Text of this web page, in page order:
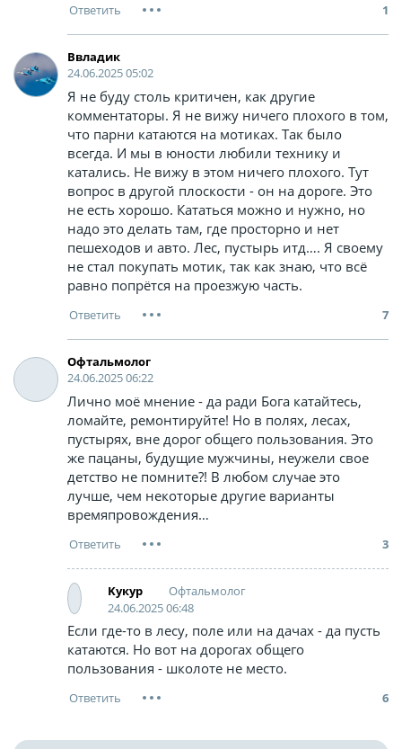
1
Ввладик
24.06.2025 05:02
Я не буду столь критичен, как другие
комментаторы. Я не вижу ничего плохого в том,
что парни катаются на мотиках. Так было
всегда. И мы в юности любили технику и
катались. Не вижу в этом ничего плохого. Тут
вопрос в другой плоскости - он на дороге. Это
не есть хорошо. Кататься можно и нужно, но
надо это делать там, где просторно и нет
пешеходов и авто. Лес, пустырь итд…. Я своему
не стал покупать мотик, так как знаю, что всё
равно попрётся на проезжую часть.
7
Офтальмолог
24.06.2025 06:22
Лично моё мнение - да ради Бога катайтесь,
ломайте, ремонтируйте! Но в полях, лесах,
пустырях, вне дорог общего пользования. Это
же пацаны, будущие мужчины, неужели свое
детство не помните?! В любом случае это
лучше, чем некоторые другие варианты
времяпровождения…
3
Kyкyp
Офтальмолог
24.06.2025 06:48
Если где-то в лесу, поле или на дачах - да пусть
катаются. Но вот на дорогах общего
пользования - школоте не место.
6